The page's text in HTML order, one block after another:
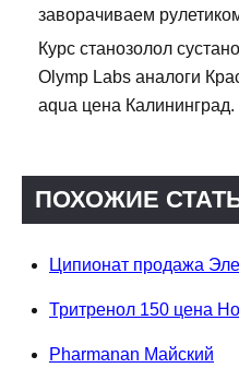
заворачиваем
Курс станозолол
Olymp Labs аналоги
aqua цена Калининград.
ПОХОЖИЕ
Ципионат продажа
Тритренол 150 цена
Pharmanan Майский